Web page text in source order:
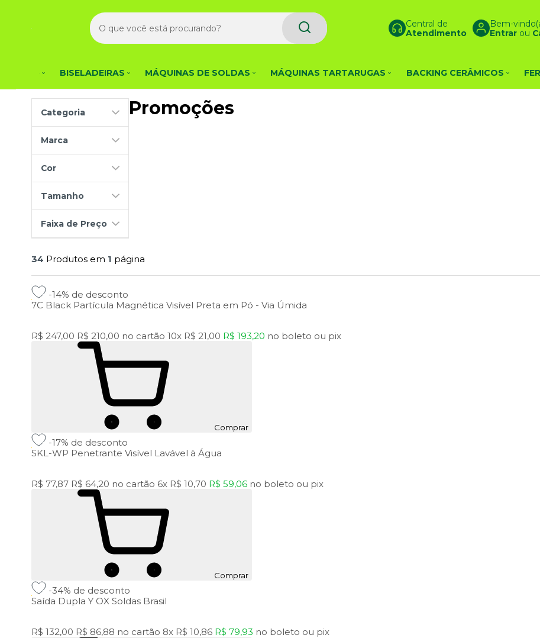
Central de
Atendimento
Bem-
Entrarou
BISELADEIRAS MÁQUINAS DE SOLDAS MÁQUINAS TARTARUGAS BACKING CERÂMICOS
Categoria
Marca
Cor
Tamanho
Faixa de Preço
Promoções
34 Produtos em 1 página
-14% de desconto
7C Black Partícula Magnética Visível Preta em Pó - Via Úmida
R$ 247,00 R$ 210,00 no cartão 10x R$ 21,00 R$ 193,20 no boleto ou pix
Comprar
-17% de desconto
SKL-WP Penetrante Visível Lavável à Água
R$ 77,87 R$ 64,20 no cartão 6x R$ 10,70 R$ 59,06 no boleto ou pix
Comprar
-34% de desconto
Saída Dupla Y OX Soldas Brasil
R$ 132,00 R$ 86,88 no cartão 8x R$ 10,86 R$ 79,93 no boleto ou pix